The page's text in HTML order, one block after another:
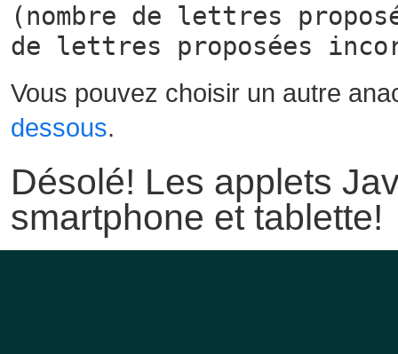
(nombre de lettres
de lettres proposées
Vous pouvez choisir un autre
dessous.
Désolé! Les applets
smartphone et tablette!